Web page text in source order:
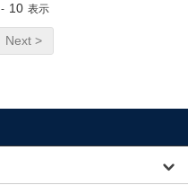
- 10 表示
Next >